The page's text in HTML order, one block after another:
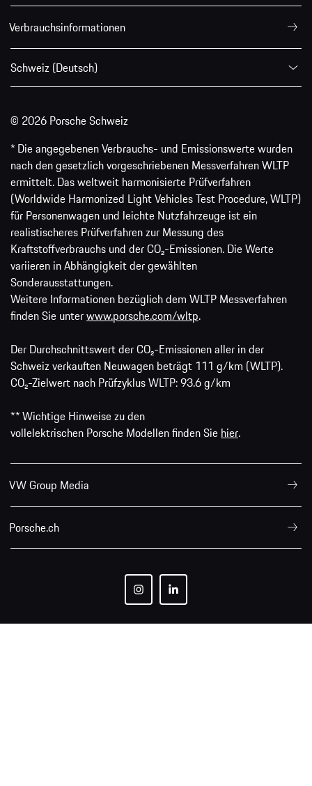
Verbrauchsinformationen
Schweiz (Deutsch)
© 2026 Porsche Schweiz
* Die angegebenen Verbrauchs- und Emissionswerte wurden
nach den gesetzlich vorgeschriebenen Messverfahren WLTP
ermittelt. Das weltweit harmonisierte Prüfverfahren
(Worldwide Harmonized Light Vehicles Test Procedure, WLTP)
für Personenwagen und leichte Nutzfahrzeuge ist ein
realistischeres Prüfverfahren zur Messung des
Kraftstoffverbrauchs und der CO₂-Emissionen. Die Werte
variieren in Abhängigkeit der gewählten
Sonderausstattungen.
Weitere Informationen bezüglich dem WLTP Messverfahren
finden Sie unterwww.porsche.com/wltp.
Der Durchschnittswert der CO₂-Emissionen aller in der
Schweiz verkauften Neuwagen beträgt 111 g/km (WLTP).
CO₂-Zielwert nach Prüfzyklus WLTP: 93.6 g/km
** Wichtige Hinweise zu den
vollelektrischen Porsche Modellen finden Sie hier.
VW Group Media
Porsche.ch